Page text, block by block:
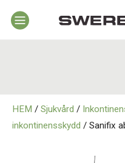
Rörelsehjälpmedel
HEM / Sjukvård /
inkontinensskydd / Sanifix